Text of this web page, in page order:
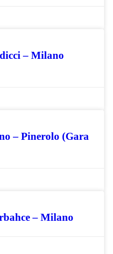
– Milano
– Pinerolo (Gara
– Milano